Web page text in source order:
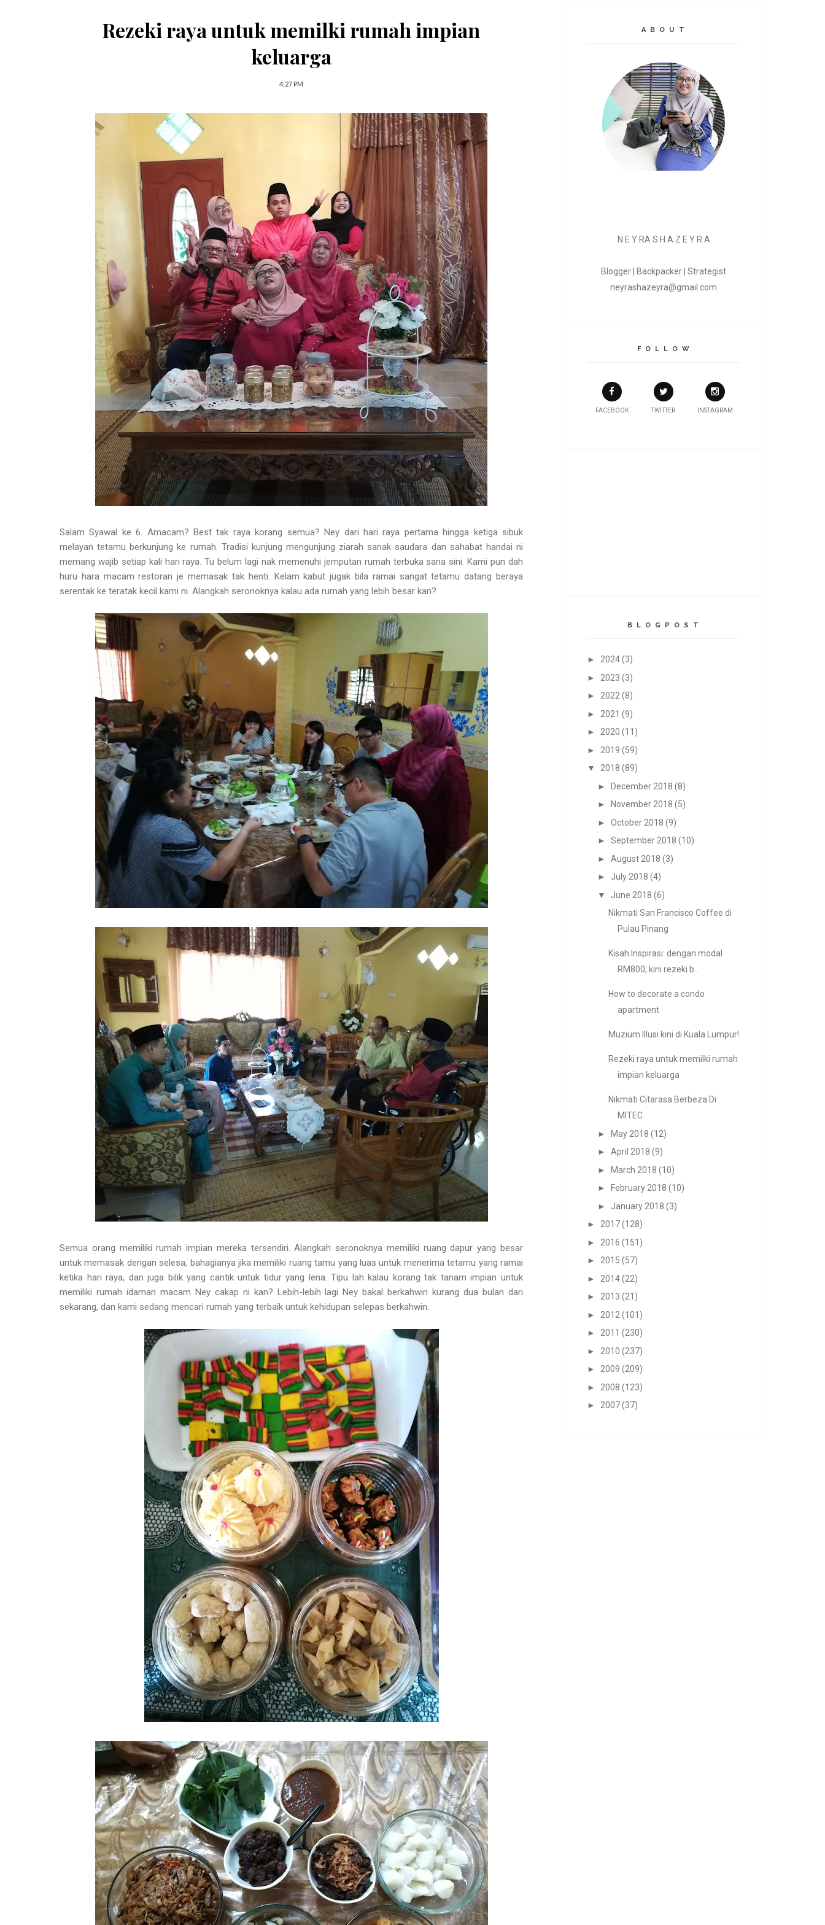
Rezeki raya untuk memilki rumah impian
keluarga
4:27 PM
Salam Syawal ke 6. Amacam? Best tak raya korang semua? Ney dari hari raya pertama hingga ketiga sibuk
melayan tetamu berkunjung ke rumah. Tradisi kunjung mengunjung ziarah sanak saudara dan sahabat handai ni
memang wajib setiap kali hari raya. Tu belum lagi nak memenuhi jemputan rumah terbuka sana sini. Kami pun dah
huru hara macam restoran je memasak tak henti. Kelam kabut jugak bila ramai sangat tetamu datang beraya
serentak ke teratak kecil kami ni. Alangkah seronoknya kalau ada rumah yang lebih besar kan?
Semua orang memiliki rumah impian mereka tersendiri. Alangkah seronoknya memiliki ruang dapur yang besar
untuk memasak dengan selesa, bahagianya jika memiliki ruang tamu yang luas untuk menerima tetamu yang ramai
ketika hari raya, dan juga bilik yang cantik untuk tidur yang lena. Tipu lah kalau korang tak tanam impian untuk
memiliki rumah idaman macam Ney cakap ni kan? Lebih-lebih lagi Ney bakal berkahwin kurang dua bulan dari
sekarang, dan kami sedang mencari rumah yang terbaik untuk kehidupan selepas berkahwin.
A B O U T
N E Y RA S H A Z E Y R A
Blogger | Backpacker | Strategist
neyrashazeyra@gmail.com
F O L L O W
FACEBOOK TWITTER INSTAGRAM
B L O G P O S T
► 2024(3)
► 2023 (3)
► 2022 (8)
► 2021 (9)
► 2020 (11)
► 2019 (59)
▼
2018 (89)
► December 2018 (8)
►
November 2018 (5)
► October 2018 (9)
► September 2018 (10)
► August 2018 (3)
► July 2018 (4)
▼
June 2018 (6)
Nikmati San Francisco Coffee di
Pulau Pinang
Kisah Inspirasi: dengan modal
RM800, kini rezeki b...
How to decorate a condo
apartment
Muzium Illusi kini di Kuala Lumpur!
Rezeki raya untuk memilki rumah
impian keluarga
Nikmati Citarasa Berbeza Di
MITEC
► May 2018 (12)
► April 2018 (9)
► March 2018 (10)
►
February 2018 (10)
► January 2018 (3)
► 2017(128)
► 2016 (151)
► 2015 (57)
► 2014(22)
► 2013 (21)
► 2012 (101)
► 2011 (230)
► 2010 (237)
► 2009 (209)
► 2008 (123)
► 2007(37)